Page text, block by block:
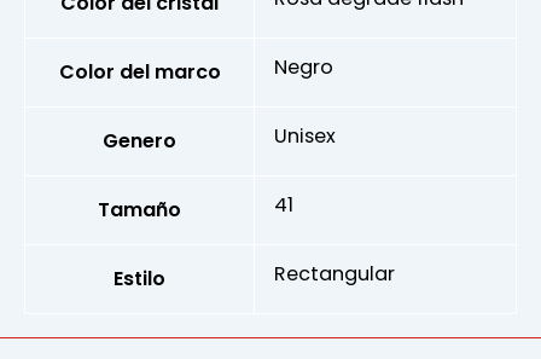
Color del marco Negro
Genero Unisex
Tamaño 41
Estilo Rectangular